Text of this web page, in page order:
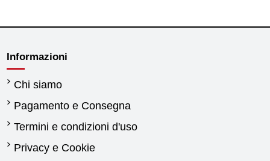
Informazioni
Chi siamo
Pagamento e Consegna
Termini e condizioni d'uso
Privacy e Cookie